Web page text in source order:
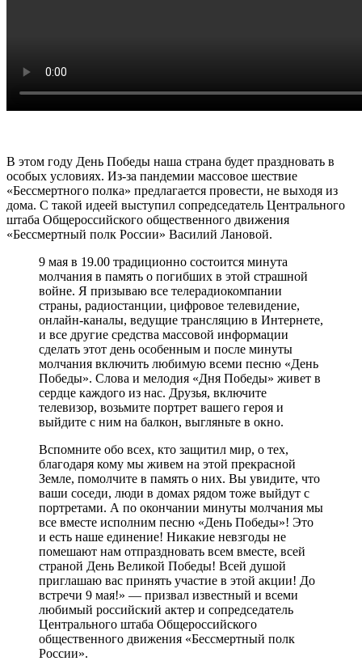
В этом году День Победы наша страна будет праздновать в
особых условиях. Из-за пандемии массовое шествие
«Бессмертного полка» предлагается провести, не выходя из
дома. С такой идеей выступил сопредседатель Центрального
штаба Общероссийского общественного движения
«Бессмертный полк России» Василий Лановой.
9 мая в 19.00 традиционно состоится минута
молчания в память о погибших в этой страшной
войне. Я призываю все телерадиокомпании
страны, радиостанции, цифровое телевидение,
онлайн-каналы, ведущие трансляцию в Интернете,
и все другие средства массовой информации
сделать этот день особенным и после минуты
молчания включить любимую всеми песню «День
Победы». Слова и мелодия «Дня Победы» живет в
сердце каждого из нас. Друзья, включите
телевизор, возьмите портрет вашего героя и
выйдите с ним на балкон, выгляньте в окно.
Вспомните обо всех, кто защитил мир, о тех,
благодаря кому мы живем на этой прекрасной
Земле, помолчите в память о них. Вы увидите, что
ваши соседи, люди в домах рядом тоже выйдут с
портретами. А по окончании минуты молчания мы
все вместе исполним песню «День Победы»! Это
и есть наше единение! Никакие невзгоды не
помешают нам отпраздновать всем вместе, всей
страной День Великой Победы! Всей душой
приглашаю вас принять участие в этой акции! До
встречи 9 мая!» — призвал известный и всеми
любимый российский актер и сопредседатель
Центрального штаба Общероссийского
общественного движения «Бессмертный полк
России».